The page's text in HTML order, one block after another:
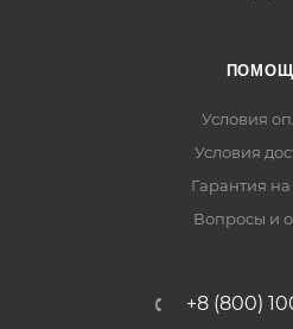
Условия
Условия
Гарантия на
Вопросы и
+8 (800)